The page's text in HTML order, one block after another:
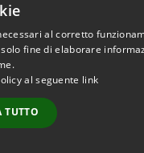
© 2026 • Comune di
al corretto
fine di elaborare
al seguente link
TUTTO